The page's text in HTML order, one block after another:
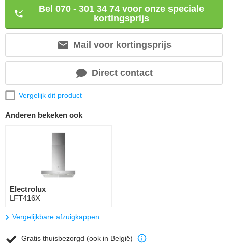
Bel 070 - 301 34 74 voor onze speciale
kortingsprijs
Mail voor kortingsprijs
Direct contact
Vergelijk dit product
Anderen bekeken ook
Electrolux
LFT416X
Vergelijkbare afzuigkappen
Gratis thuisbezorgd (ook in België)